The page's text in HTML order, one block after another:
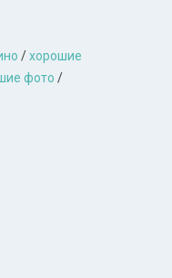
/хорошие
фото /